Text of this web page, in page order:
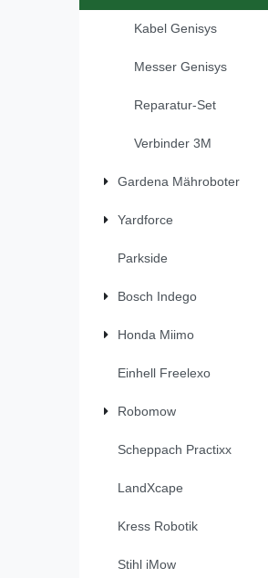
Kabel Genisys
Messer Genisys
Reparatur-Set
Verbinder 3M
Gardena Mähroboter
Yardforce
Parkside
Bosch Indego
Honda Miimo
Einhell Freelexo
Robomow
Scheppach Practixx
LandXcape
Kress Robotik
Stihl iMow